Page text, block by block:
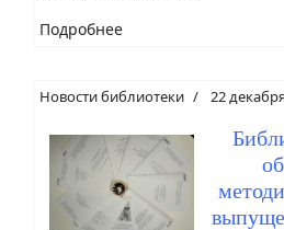
Подробнее
Новости библиотеки 22